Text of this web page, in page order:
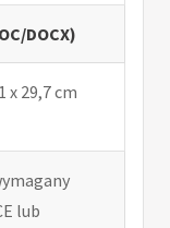
DOCX)
x 29,7 cm
lub